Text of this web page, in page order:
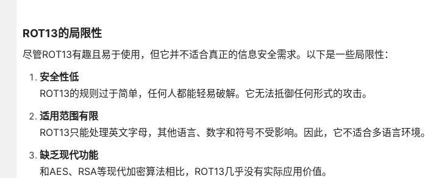
ROT13的局限性
尽管ROT13有趣且易于使用，但它并不适合真正的信息安全需求。以下是一些局限性：
安全性低
ROT13的规则过于简单，任何人都能轻易破解。它无法抵御任何形式的攻击。
适用范围有限
ROT13只能处理英文字母，其他语言、数字和符号不受影响。因此，它不适合多语言环境。
缺乏现代功能
和AES、RSA等现代加密算法相比，ROT13几乎没有实际应用价值。